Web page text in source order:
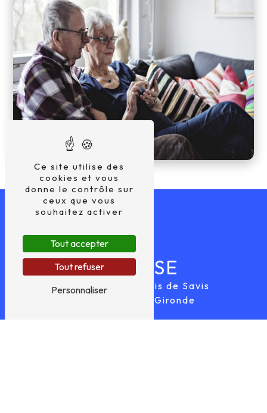
ADRESSE
22 Bis Route du Bois de Savis
33640 Castres-Gironde
Ce site utilise des
cookies et vous
donne le contrôle sur
ceux que vous
souhaitez activer
Tout accepter
Tout refuser
Personnaliser